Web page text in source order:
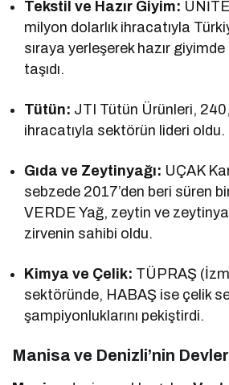
Tekstil ve Hazır Giyim:
milyon dolarlık ihracatıyla
sıraya yerleşerek hazır giyimde
taşıdı.
Tütün: JTI Tütün Ürünleri,
ihracatıyla sektörün lideri oldu.
Gıda ve Zeytinyağı: UÇAK
sebzede 2017’den beri süren
VERDE Yağ, zeytin ve
zirvenin sahibi oldu.
Kimya ve Çelik: TÜPRAŞ
sektöründe, HABAŞ ise çelik
şampiyonluklarını pekiştirdi.
Manisa ve Denizli’nin